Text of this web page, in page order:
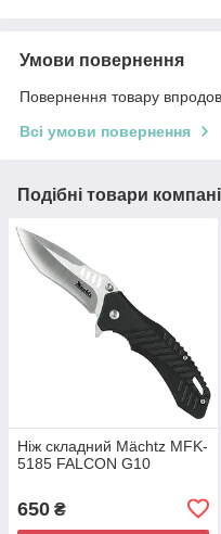
Умови повернення
Повернення товару
Всі умови повернення
Подібні товари
Ніж складний Mächtz MFK-
5185 FALCON G10
650 ₴